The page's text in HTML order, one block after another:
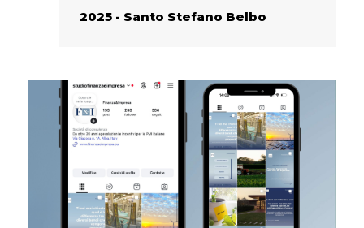
2025 - Santo Stefano Belbo